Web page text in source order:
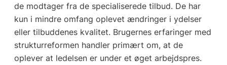
de modtager fra de specialiserede tilbud. De har
kun i mindre omfang oplevet ændringer i ydelser
eller tilbuddenes kvalitet. Brugernes erfaringer med
strukturreformen handler primært om, at de
oplever at ledelsen er under et øget arbejdspres.